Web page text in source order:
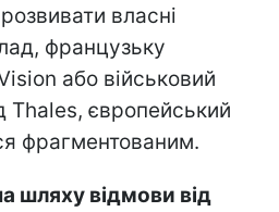
власні
французьку
або військовий
Thales, європейський
фрагментованим.
шляху відмови від